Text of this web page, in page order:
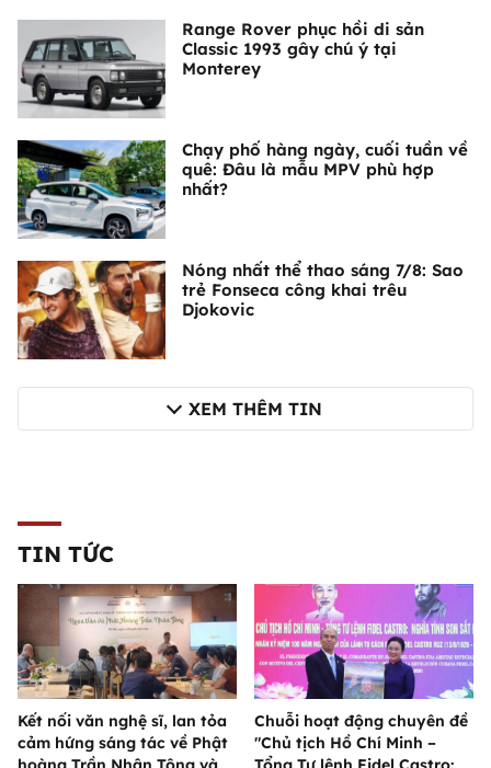
Range Rover phục hồi di sản
Classic 1993 gây chú ý tại
Monterey
Chạy phố hàng ngày, cuối tuần về
quê: Đâu là mẫu MPV phù hợp
nhất?
Nóng nhất thể thao sáng 7/8: Sao
trẻ Fonseca công khai trêu
Djokovic
XEM THÊM TIN
TIN TỨC
Kết nối văn nghệ sĩ, lan tỏa
cảm hứng sáng tác về Phật
Chuỗi hoạt động chuyên đề
"Chủ tịch Hồ Chí Minh –